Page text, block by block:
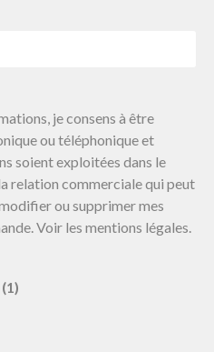
je consens à être
ou téléphonique et
soient exploitées dans le
relation commerciale qui peut
ou supprimer mes
Voir les mentions légales.